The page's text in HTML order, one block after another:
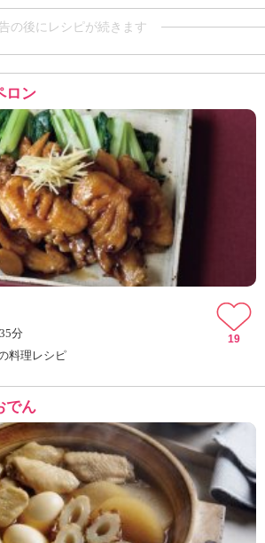
の後にレシピが続きます
ロン
35分
料理レシピ
19
でん